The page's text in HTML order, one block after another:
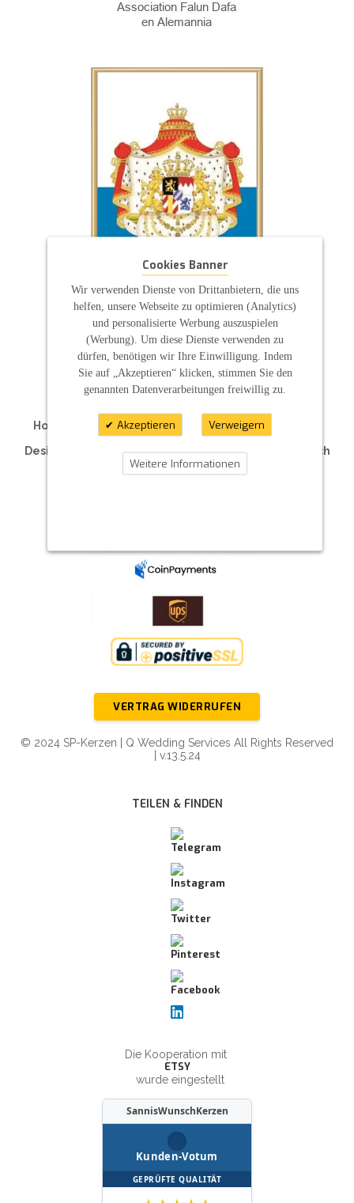
ZAHLUNGSARTEN
Hochzeitskerzen | Taufkerzen | Kommunionkerzen
Traukerzen | Traurerkerzen | Hotelkerzen
Designkerzen | Kerzen für Ihre Feier | Individuell nach
Maß
VERTRAG WIDERRUFEN
© 2024 SP-Kerzen | Q Wedding Services All Rights Reserved
| v.13.5.24
TEILEN & FINDEN
Die Kooperation mit
ETSY
wurde eingestellt
SannisWunschKerzen
Kunden-Votum
GEPRÜFTE QUALITÄT
Cookies Banner
Wir verwenden Dienste von Drittanbietern, die uns
helfen, unsere Webseite zu optimieren (Analytics)
und personalisierte Werbung auszuspielen
(Werbung). Um diese Dienste verwenden zu
dürfen, benötigen wir Ihre Einwilligung. Indem
Sie auf „Akzeptieren“ klicken, stimmen Sie den
genannten Datenverarbeitungen freiwillig zu.
Akzeptieren Verweigern
Weitere Informationen